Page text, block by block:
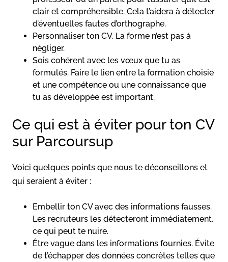
clair et compréhensible. Cela t’aidera à détecter
d’éventuelles fautes d’orthographe.
Personnaliser ton CV. La forme n’est pas à
négliger.
Sois cohérent avec les vœux que tu as
formulés. Faire le lien entre la formation choisie
et une compétence ou une connaissance que
tu as développée est important.
Ce qui est à éviter pour ton CV
sur Parcoursup
Voici quelques points que nous te déconseillons et
qui seraient à éviter :
Embellir ton CV avec des informations fausses.
Les recruteurs les détecteront immédiatement,
ce qui peut te nuire.
Être vague dans les informations fournies. Évite
de t’échapper des données concrètes telles que